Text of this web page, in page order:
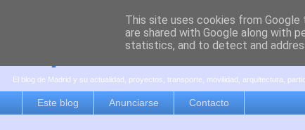
es por madrid
El blog de Madrid y su actualidad, proyectos, transporte, movilidad, arquitectura,
Este blog Anunciarse Contacto
This site uses cookies from
are shared with Google along with
statistics, and to detect and